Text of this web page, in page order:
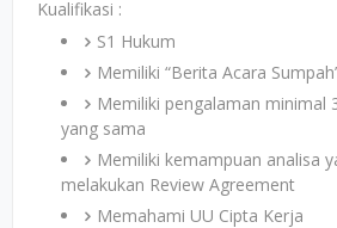
Kualifikasi :
S1 Hukum
Memiliki “Berita Acara
Memiliki pengalaman minimal
yang sama
Memiliki kemampuan analisa
melakukan Review Agreement
Memahami UU Cipta Kerja